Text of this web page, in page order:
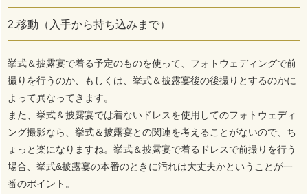
2.移動（入手から持ち込みまで）
挙式＆披露宴で着る予定のものを使って、フォトウェディングで前
撮りを行うのか、もしくは、挙式＆披露宴後の後撮りとするのかに
よって異なってきます。
また、挙式＆披露宴では着ないドレスを使用してのフォトウェディ
ング撮影なら、挙式＆披露宴との関連を考えることがないので、ち
ょっと楽になりますね。挙式＆披露宴で着るドレスで前撮りを行う
場合、挙式&披露宴の本番のときに汚れは大丈夫かということが一
番のポイント。